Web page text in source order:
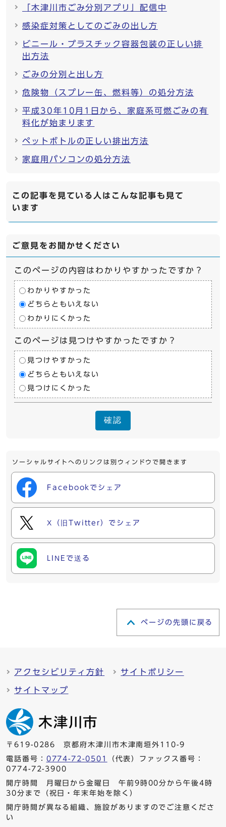
「木津川市ごみ分別アプリ」配信中
感染症対策としてのごみの出し方
ビニール・プラスチック容器包装の正しい排
出方法
ごみの分別と出し方
危険物（スプレー缶、燃料等）の処分方法
平成30年10月1日から、家庭系可燃ごみの有
料化が始まります
ペットボトルの正しい排出方法
家庭用パソコンの処分方法
この記事を見ている人はこんな記事も見て
います
ご意見をお聞かせください
このページの内容はわかりやすかったですか？
わかりやすかった
どちらともいえない
わかりにくかった
このページは見つけやすかったですか？
見つけやすかった
どちらともいえない
見つけにくかった
確認
ソーシャルサイトへのリンクは別ウィンドウで開きます
Facebookでシェア
X（旧Twitter）でシェア
LINEで送る
ページの先頭に戻る
アクセシビリティ方針 サイトポリシー
サイトマップ
〒619-0286 京都府木津川市木津南垣外110-9
電話番号： 0774-72-0501
（代表）ファックス番号：
0774-72-3900
開庁時間 月曜日から金曜日 午前9時00分から午後4時
30分まで（祝日・年末年始を除く）
開庁時間が異なる組織、施設がありますのでご注意くださ
い